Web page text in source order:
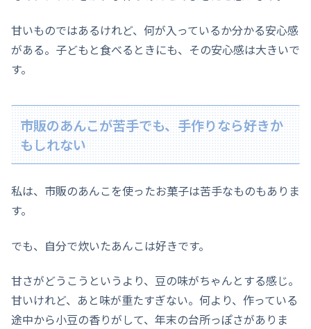
甘いものではあるけれど、何が入っているか分かる安心感
がある。子どもと食べるときにも、その安心感は大きいで
す。
市販のあんこが苦手でも、手作りなら好きか
もしれない
私は、市販のあんこを使ったお菓子は苦手なものもありま
す。
でも、自分で炊いたあんこは好きです。
甘さがどうこうというより、豆の味がちゃんとする感じ。
甘いけれど、あと味が重たすぎない。何より、作っている
途中から小豆の香りがして、年末の台所っぽさがありま